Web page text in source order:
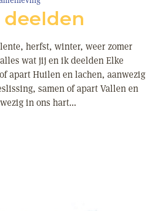
herfst, winter, weer zomer
wat jij en ik deelden Elke
apart Huilen en lachen, aanwezig
samen of apart Vallen en
in ons hart...